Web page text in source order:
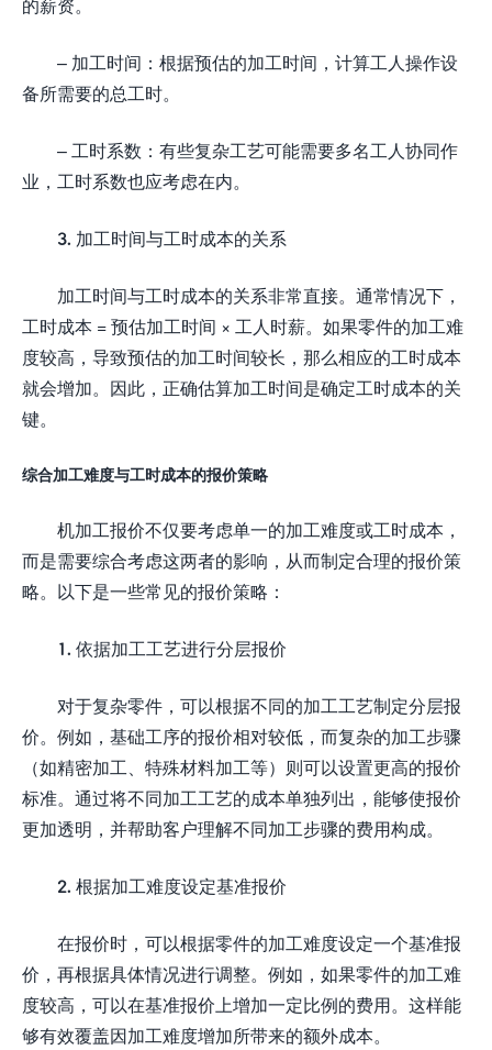
的薪资。
– 加工时间：根据预估的加工时间，计算工人操作设
备所需要的总工时。
– 工时系数：有些复杂工艺可能需要多名工人协同作
业，工时系数也应考虑在内。
3. 加工时间与工时成本的关系
加工时间与工时成本的关系非常直接。通常情况下，
工时成本 = 预估加工时间 × 工人时薪。如果零件的加工难
度较高，导致预估的加工时间较长，那么相应的工时成本
就会增加。因此，正确估算加工时间是确定工时成本的关
键。
综合加工难度与工时成本的报价策略
机加工报价不仅要考虑单一的加工难度或工时成本，
而是需要综合考虑这两者的影响，从而制定合理的报价策
略。以下是一些常见的报价策略：
1. 依据加工工艺进行分层报价
对于复杂零件，可以根据不同的加工工艺制定分层报
价。例如，基础工序的报价相对较低，而复杂的加工步骤
（如精密加工、特殊材料加工等）则可以设置更高的报价
标准。通过将不同加工工艺的成本单独列出，能够使报价
更加透明，并帮助客户理解不同加工步骤的费用构成。
2. 根据加工难度设定基准报价
在报价时，可以根据零件的加工难度设定一个基准报
价，再根据具体情况进行调整。例如，如果零件的加工难
度较高，可以在基准报价上增加一定比例的费用。这样能
够有效覆盖因加工难度增加所带来的额外成本。